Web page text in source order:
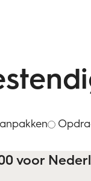
voor